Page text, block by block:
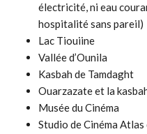
électricité, ni eau
hospitalité sans pareil)
Lac Tiouiine
Vallée d’Ounila
Kasbah de Tamdaght
Ouarzazate et la
Musée du Cinéma
Studio de Cinéma